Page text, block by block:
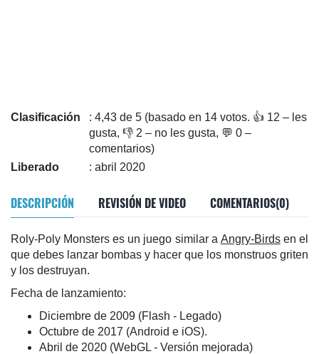
Clasificación
: 4,43 de 5 (basado en 14 votos. 👍 12 – les
gusta, 👎 2 – no les gusta, 💬 0 –
comentarios)
Liberado
: abril 2020
DESCRIPCIÓN REVISIÓN DE VIDEO COMENTARIOS(0)
Roly-Poly Monsters es un juego similar a Angry-Birdsen el
que debes lanzar bombas y hacer que los monstruos griten
y los destruyan.
Fecha de lanzamiento:
Diciembre de 2009 (Flash - Legado)
Octubre de 2017 (Android e iOS).
Abril de 2020 (WebGL - Versión mejorada)